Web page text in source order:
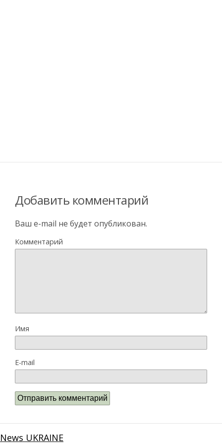
Добавить комментарий
Ваш e-mail не будет опубликован.
Комментарий
Имя
E-mail
News UKRAINE